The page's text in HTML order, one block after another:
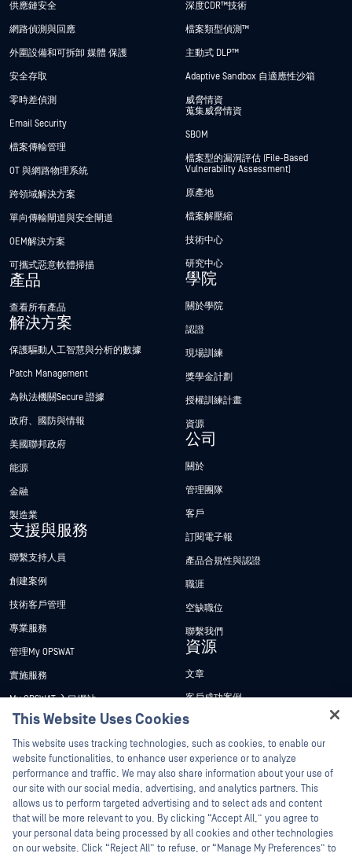
供應鏈安全
網路偵測與回應
外圍設備和可拆卸 媒體 保護
安全存取
零時差偵測
Email Security
檔案傳輸管理
OT 與網路物理系統
跨領域解決方案
單向傳輸閘道與安全閘道
OEM解決方案
可攜式惡意軟體掃描
產品
查看所有產品
解決方案
保護驅動人工智慧與分析的數據
Patch Management
為執法機關Secure 證據
政府、國防與情報
美國聯邦政府
能源
金融
製造業
支援與服務
聯繫支持人員
創建案例
技術客戶管理
專業服務
管理My OPSWAT
實施服務
My OPSWAT 入口網站
技術檔案
訓練
漏洞通報計畫
合作夥伴
認證
技術合作夥伴
深度CDR™技術
檔案類型偵測™
主動式 DLP™
Adaptive Sandbox 自適應性沙箱
威脅情資
蒐集威脅情資
SBOM
檔案型的漏洞評估 (File-Based
Vulnerability Assessment)
原產地
檔案解壓縮
技術中心
研究中心
學院
關於學院
認證
現場訓練
獎學金計劃
授權訓練計畫
資源
公司
關於
管理團隊
客戶
訂閱電子報
產品合規性與認證
職涯
空缺職位
聯繫我們
資源
文章
客戶成功案例
新聞稿
新聞報導
網路研討會
產品型錄
白皮書
This Website Uses Cookies
This website uses tracking technologies, such as cookies, to enable our
website functionalities, to enhance user experience or to analyze
performance and traffic. We may also share information about your use of
our site with our social media, advertising, and analytics partners. This
allows us to perform targeted advertising and to select ads and content
that will be more relevant to you. By clicking “Accept All,” you agree to
your personal data being processed by all cookies and other technologies
on our website. Click “Reject All” to refuse, or “Manage My Preferences” to
Hey there!
I'm Ozzy, your OPSWAT virtual assistant.
How can I help you secure what's critical
today?